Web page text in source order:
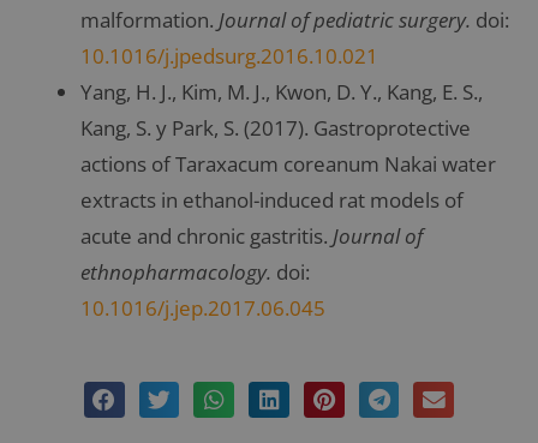
malformation. Journal of pediatric surgery. doi:
10.1016/j.jpedsurg.2016.10.021
Yang, H. J., Kim, M. J., Kwon, D. Y., Kang, E. S.,
Kang, S. y Park, S. (2017). Gastroprotective
actions of Taraxacum coreanum Nakai water
extracts in ethanol-induced rat models of
acute and chronic gastritis. Journal of
ethnopharmacology. doi:
10.1016/j.jep.2017.06.045